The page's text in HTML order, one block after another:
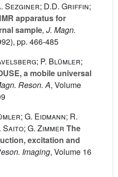
Sezginer; D.D. Griffin;
apparatus for
sample, J. Magn.
pp. 466-485
P. Blümler;
a mobile universal
Reson. A, Volume
G. Eidmann; R.
G. Zimmer The
excitation and
Imaging, Volume 16